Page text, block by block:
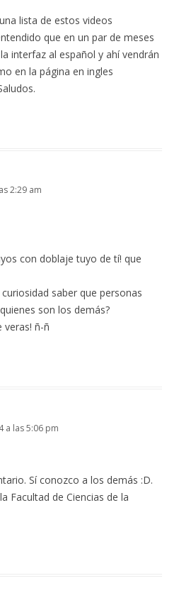
lista de estos videos
que en un par de meses
interfaz al español y ahí vendrán
en la página en ingles
2:29 am
con doblaje tuyo de tí! que
saber que personas
son los demás?
veras! ñ-ñ
a las 5:06 pm
Sí conozco a los demás :D.
Facultad de Ciencias de la